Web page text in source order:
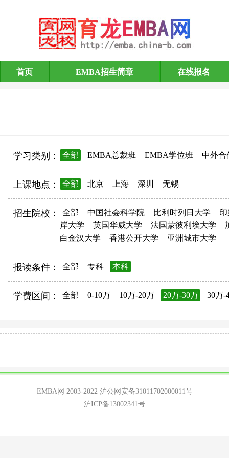
EMBA招生简章
首页 EMBA招生简章 在线报名
学习类别： 全部 EMBA总裁班 EMBA学位班 中外合
上课地点： 全部 北京 上海 深圳 无锡
招生院校： 全部 中国社会科学院 比利时列日大学
岸大学
英国华威大学 法国蒙彼利埃大学
白金汉大学
香港公开大学 亚洲城市大学
报读条件： 全部 专科 本科
学费区间： 全部 0-10万 10万-20万 20万-30万 30万-
EMBA网 2003-2022 沪公网安备31011702000011号
沪ICP备13002341号